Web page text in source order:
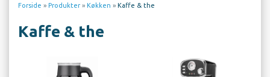
Forside » Produkter » Køkken » Kaffe & the
Kaffe & the